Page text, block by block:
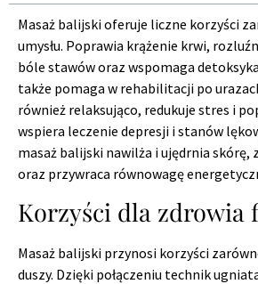
Masaż balijski oferuje liczne korzyści
umysłu. Poprawia krążenie krwi,
bóle stawów oraz wspomaga
także pomaga w rehabilitacji po
również relaksująco, redukuje stres i
wspiera leczenie depresji i stanów
masaż balijski nawilża i ujędrnia
oraz przywraca równowagę
Korzyści dla zdrowia
Masaż balijski przynosi korzyści
duszy. Dzięki połączeniu technik